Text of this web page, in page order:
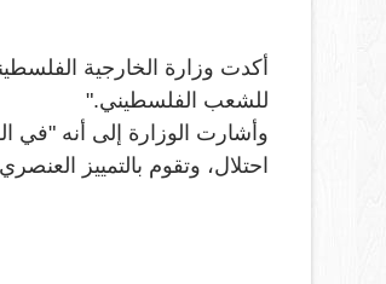
أكدت وزارة الخارجية
للشعب الفلسطيني".
وأشارت الوزارة إلى أنه "في
احتلال، وتقوم بالتمييز